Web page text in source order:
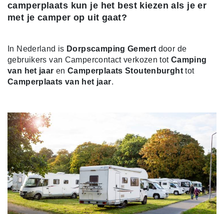
camperplaats kun je het best kiezen als je er
met je camper op uit gaat?
In Nederland is Dorpscamping Gemert door de
gebruikers van Campercontact verkozen tot Camping
van het jaar enCamperplaats Stoutenburghttot
Camperplaats van het jaar.